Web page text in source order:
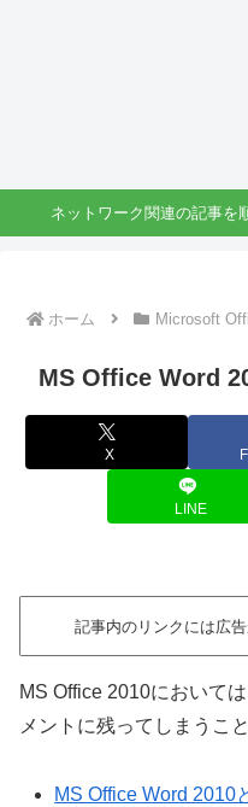
ネットワーク関連の記事を
ホーム Microsoft
MS Office Word
X
LINE
記事内のリンクには広
MS Office 2010において
メントに残ってしまうこ
MS Office Word 2010